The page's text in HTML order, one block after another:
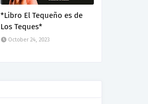
*Libro El Tequeño es de
Los Teques*
October 24, 2023